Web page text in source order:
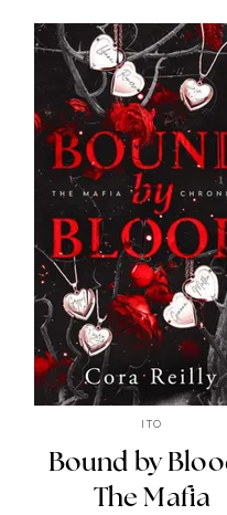
ITO
Bound by
The Mafia